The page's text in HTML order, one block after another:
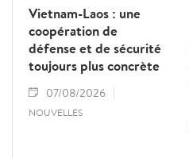
Vietnam-Laos : une
coopération de
défense et de sécurité
toujours plus concrète
07/08/2026
NOUVELLES